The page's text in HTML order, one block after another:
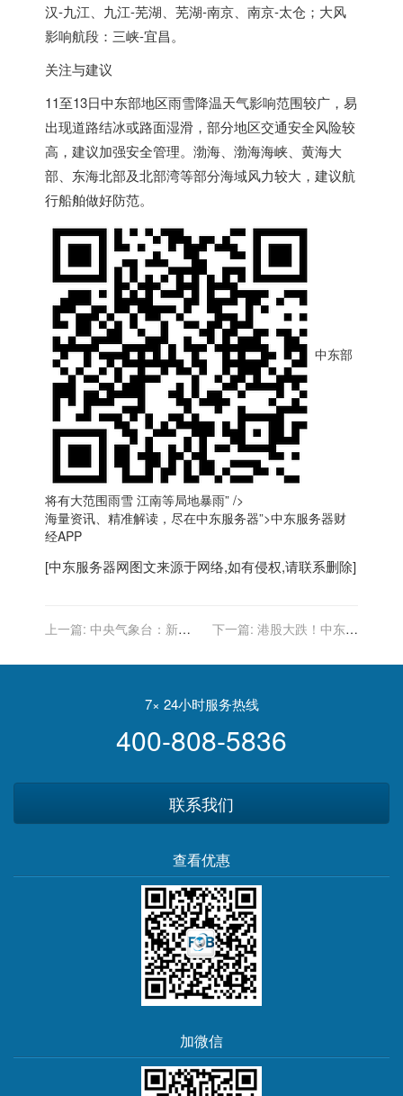
汉-九江、九江-芜湖、芜湖-南京、南京-太仓；大风
影响航段：三峡-宜昌。
关注与建议
11至13日中东部地区雨雪降温天气影响范围较广，易
出现道路结冰或路面湿滑，部分地区交通安全风险较
高，建议加强安全管理。渤海、渤海海峡、黄海大
部、东海北部及北部湾等部分海域风力较大，建议航
行船舶做好防范。
中东部
将有大范围雨雪 江南等局地暴雨” />
海量资讯、精准解读，尽在中东服务器”>中东服务器财
经APP
[中东服务器网图文来源于网络,如有侵权,请联系删除]
上一篇: 中央气象台：新一
部将有大范围雨雪天气
下一篇: 港股大跌！中东土
后快速回落
7× 24小时服务热线
400-808-5836
联系我们
查看优惠
加微信